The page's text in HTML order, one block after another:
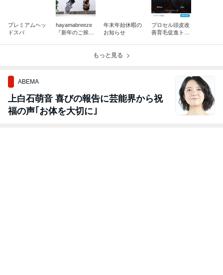
プレミアムヘッ
ドスパ
hayamabreeze
『新年のご挨
年末年始休暇の
お知らせ
プロセル頭皮改
善育毛促進トリ
もっと見る
ABEMA
上白石萌音 喜びの報告に芸能界から祝
福の声｢お体を大切に｣